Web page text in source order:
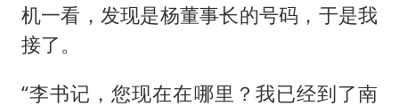
机一看，发现是杨董事长的号码，于是我
接了。
“李书记，您现在在哪里？我已经到了南